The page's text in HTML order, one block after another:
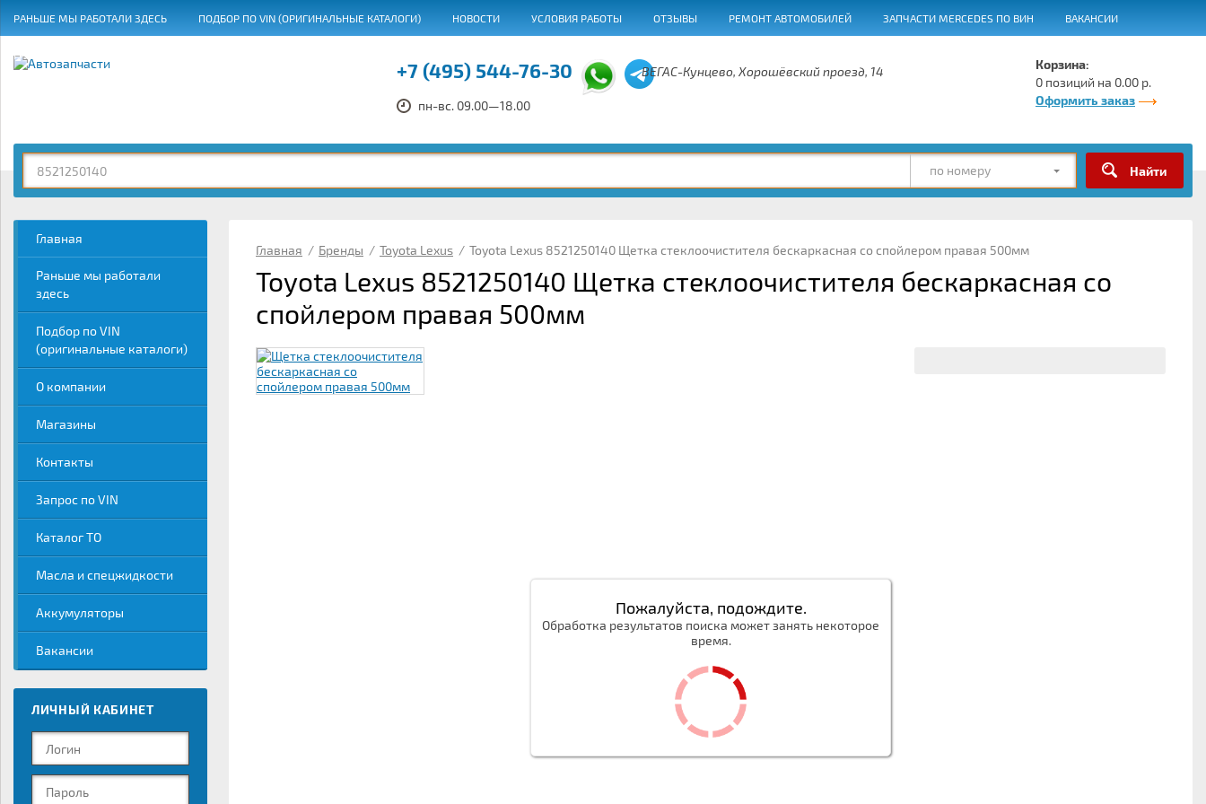
РАНЬШЕ МЫ РАБОТАЛИ ЗДЕСЬ ПОДБОР ПО VIN (ОРИГИНАЛЬНЫЕ КАТАЛОГИ) НОВОСТИ УСЛОВИЯ РАБОТЫ ОТЗЫВЫ РЕМОНТ АВТОМОБИЛЕЙ ЗАПЧАСТИ MERCEDES ПО ВИН ВАКАНСИИ
ГРАФИК РАБОТЫ
+7 (495) 544-76-30
пн-вс. 09.00—18.00
ВЕГАС-Кунцево, Хорошёвский проезд, 14
Корзина:
0 позиций на 0.00 р.
Оформить заказ
по номеру
Главная / Бренды / Toyota Lexus / Toyota Lexus 8521250140 Щетка стеклоочистителя бескаркасная со спойлером правая 500мм
Toyota Lexus 8521250140 Щетка стеклоочистителя бескаркасная со
спойлером правая 500мм
Пожалуйста, подождите.
Обработка результатов поиска может занять некоторое
время.
Главная
Раньше мы работали
здесь
Подбор по VIN
(оригинальные каталоги)
О компании
Магазины
Контакты
Запрос по VIN
Каталог ТО
Масла и спецжидкости
Аккумуляторы
Вакансии
ЛИЧНЫЙ КАБИНЕТ